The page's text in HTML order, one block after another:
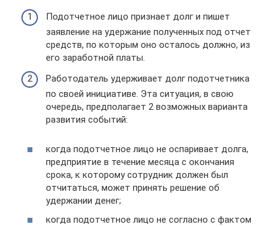
Подотчетное лицо признает долг и пишет
заявление на удержание полученных под отчет
средств, по которым оно осталось должно, из
его заработной платы.
Работодатель удерживает долг подотчетника
по своей инициативе. Эта ситуация, в свою
очередь, предполагает 2 возможных варианта
развития событий:
когда подотчетное лицо не оспаривает долга,
предприятие в течение месяца с окончания
срока, к которому сотрудник должен был
отчитаться, может принять решение об
удержании денег;
когда подотчетное лицо не согласно с фактом